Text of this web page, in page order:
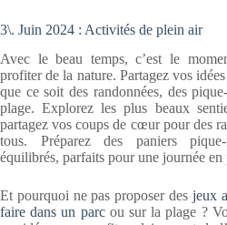
3\. Juin 2024 : Activités de plein air
Avec le beau temps, c’est le
profiter de la nature. Partagez vos
que ce soit des randonnées, des
plage. Explorez les plus beaux
partagez vos coups de cœur pour des
tous. Préparez des paniers
équilibrés, parfaits pour une journée en
Et pourquoi ne pas proposer des jeux
faire dans un parcou sur la plage ?